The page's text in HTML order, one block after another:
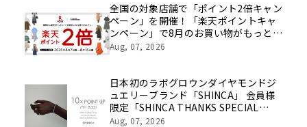
全国の対象店舗で「ポイント2倍キャン
ペーン」を開催！「楽天ポイントキャ
ンペーン」で8月のお買い物がもっとお
得に！
Aug, 07, 2026
日本初のラボグロウンダイヤモンドジ
ュエリーブランド「SHINCA」 会員様
限定「SHINCA THANKS SPECIAL
2026 SUMMER ポイントアップキャン
Aug, 07, 2026